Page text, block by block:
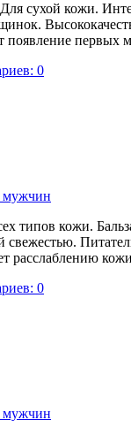
сухой кожи.
появление
0
мужчин
типов кожи.
расслаблению
0
мужчин